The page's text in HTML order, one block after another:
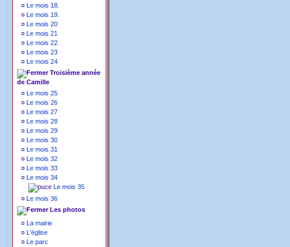
¤ Le mois 18.
¤ Le mois 19.
¤ Le mois 20
¤ Le mois 21
¤ Le mois 22
¤ Le mois 23
¤ Le mois 24
Troisième année
de Camille
¤ Le mois 25
¤ Le mois 26
¤ Le mois 27
¤ Le mois 28
¤ Le mois 29
¤ Le mois 30
¤ Le mois 31
¤ Le mois 32
¤ Le mois 33
¤ Le mois 34
Le mois 35
¤ Le mois 36
Les photos
¤ La mairie
¤ L'église
¤ Le parc